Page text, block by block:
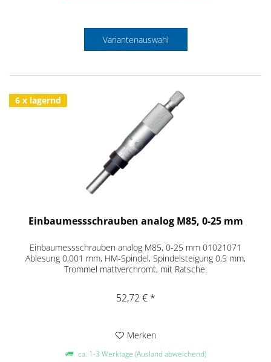
Variantenauswahl
6 x lagernd
Einbaumessschrauben analog M85, 0-25 mm
Einbaumessschrauben analog M85, 0-25 mm 01021071
Ablesung 0,001 mm, HM-Spindel, Spindelsteigung 0,5 mm,
Trommel mattverchromt, mit Ratsche.
52,72 € *
Merken
ca. 1-3 Werktage (Ausland abweichend)